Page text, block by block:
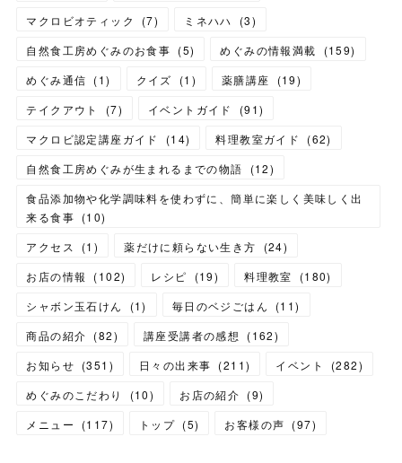
マクロビオティック
(7) ミネハハ (3)
自然食工房めぐみのお食事 (5) めぐみの情報満載 (159)
めぐみ通信 (1) クイズ (1 ) 薬膳講座 (19)
テイクアウト
(7) イベントガイド (91)
マクロビ認定講座ガイド
(14) 料理教室ガイド (62)
自然食工房めぐみが生まれるまでの物語
(12)
食品添加物や化学調味料を使わずに、簡単に楽しく美味しく出
来る食事 (10)
アクセス
(1 ) 薬だけに頼らない生き方 (24)
お店の情報
(102) レシピ (19) 料理教室 (180)
シャボン玉石けん
(1) 毎日のベジごはん (11)
商品の紹介 (82) 講座受講者の感想 (162)
お知らせ (351 ) 日々の出来事 (211) イベント (282)
めぐみのこだわり
(10) お店の紹介 (9)
メニュー
(117) トップ (5) お客様の声 (97)